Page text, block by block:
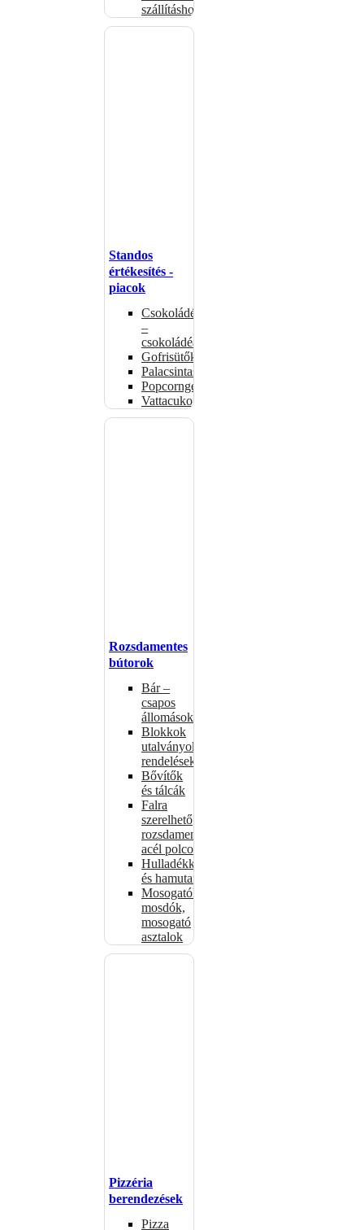
szállításhoz
Standos
értékesítés -
piacok
Csokoládémelegítők
–
csokoládéadagolók
Gofrisütők
Palacsintasütők
Popcorngépek
Vattacukorgép
Rozsdamentes
bútorok
Bár –
csapos
állomások
Blokkok
utalványokhoz,
rendelésekhez
Bővítők
és tálcák
Falra
szerelhető
rozsdamentes
acél polcok
Hulladékkosarak
és hamutartók
Mosogatók,
mosdók,
mosogató
asztalok
Pizzéria
berendezések
Pizza